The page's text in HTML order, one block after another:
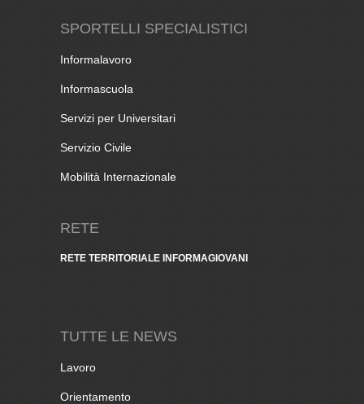
SPORTELLI SPECIALISTICI
Informalavoro
Informascuola
Servizi per Universitari
Servizio Civile
Mobilità Internazionale
RETE
RETE TERRITORIALE INFORMAGIOVANI
TUTTE LE NEWS
Lavoro
Orientamento